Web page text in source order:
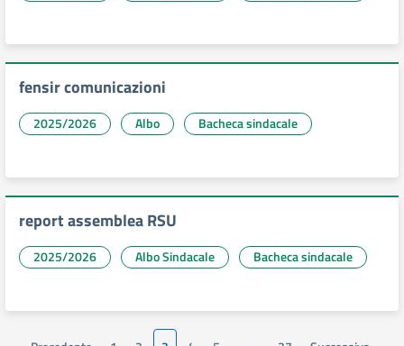
fensir comunicazioni
2025/2026 Albo Bacheca sindacale
report assemblea RSU
2025/2026 Albo Sindacale Bacheca sindacale